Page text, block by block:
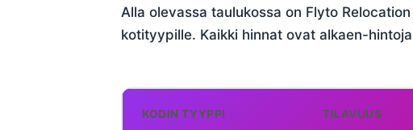
Alla olevassa taulukossa on Flyto
kotityypille. Kaikki hinnat ovat alkaen-
KODIN TYYPPI TILAVUUS